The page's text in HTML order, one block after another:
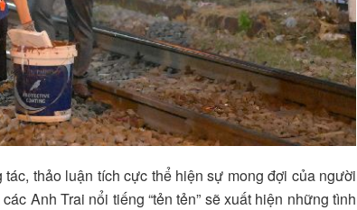
thảo luận tích cực thể hiện sự mong đợi của người
Anh Trai nổi tiếng “tẻn tẻn” sẽ xuất hiện những tình